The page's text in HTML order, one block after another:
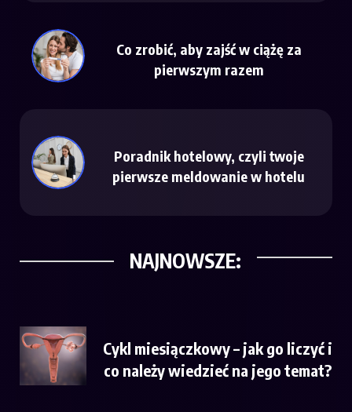
Co zrobić, aby zajść w ciążę za
pierwszym razem
Poradnik hotelowy, czyli twoje
pierwsze meldowanie w hotelu
NAJNOWSZE:
Cykl miesiączkowy – jak go liczyć i
co należy wiedzieć na jego temat?